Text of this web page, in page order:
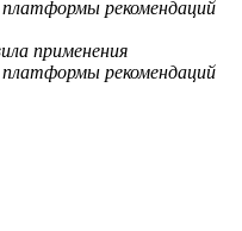
рекомендаций
применения
рекомендаций